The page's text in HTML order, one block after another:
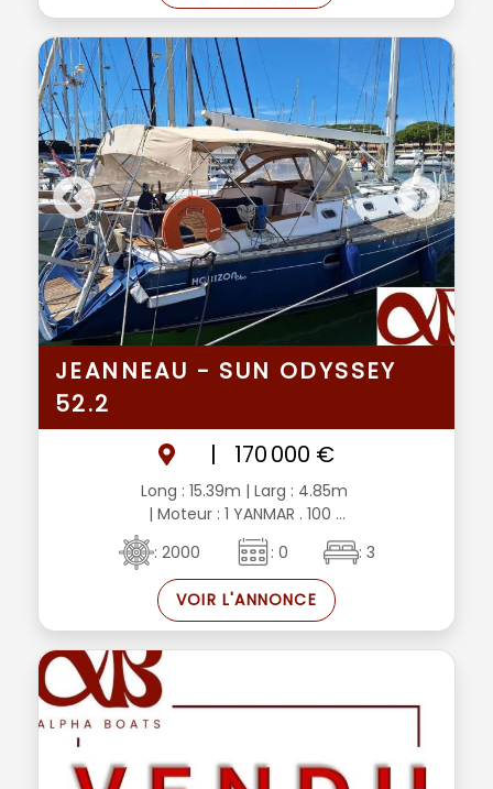
JEANNEAU - SUN ODYSSEY
52.2
|
170 000 €
Long : 15.39m | Larg : 4.85m
| Moteur : 1 YANMAR . 100 ...
: 2000
: 0 : 3
VOIR L'ANNONCE